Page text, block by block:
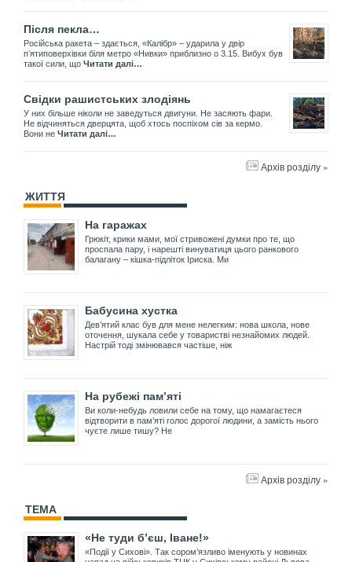
Після пекла…
Російська ракета – здається, «Калібр» – ударила у двір
пʼятиповерхівки біля метро «Нивки» приблизно о 3.15. Вибух був
такої сили, що Читати далі…
Свідки рашистських злодіянь
У них більше ніколи не заведуться двигуни. Не засяють фари.
Не відчиняться дверцята, щоб хтось поспіхом сів за кермо.
Вони не Читати далі…
Архів розділу »
ЖИТТЯ
На гаражах
Грюкіт, крики мами, мої стривожені думки про те, що
проспала пару, і нарешті винуватиця цього ранкового
балагану – кішка-підліток Іриска. Ми
Бабусина хустка
Дев’ятий клас був для мене нелегким: нова школа, нове
оточення, шукала себе у товаристві незнайомих людей.
Настрій тоді змінювався частіше, ніж
На рубежі пам’яті
Ви коли-небудь ловили себе на тому, що намагаєтеся
відтворити в пам’яті голос дорогої людини, а замість нього
чуєте лише тишу? Не
Архів розділу »
ТЕМА
«Не туди б’єш, Іване!»
«Події у Сихові». Так сором’язливо іменують у новинах